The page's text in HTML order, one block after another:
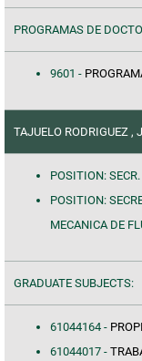
PROGRAMAS DE
9601 -
TAJUELO RODRIGUEZ ,
POSITION:
POSITION:
MECANICA DE
GRADUATE SUBJECTS:
61044164 -
61044017 -